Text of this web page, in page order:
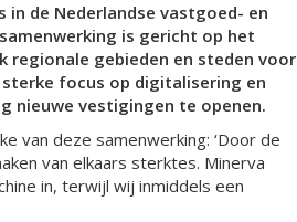
in de Nederlandse vastgoed- en
is gericht op het
gebieden en steden voor
focus op digitalisering en
nieuwe vestigingen te openen.
van deze samenwerking: ‘Door de
van elkaars sterktes. Minerva
in, terwijl wij inmiddels een